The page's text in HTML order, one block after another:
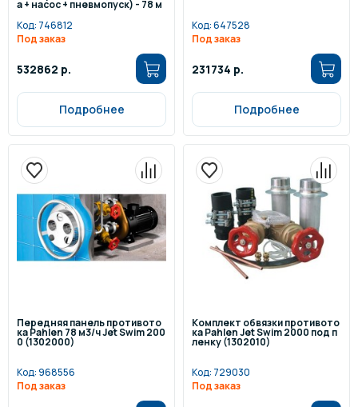
а + насос + пневмопуск) - 78 м
Код: 746812
Под заказ
532862 р.
Подробнее
Код:647528
Под заказ
231734 р.
Подробнее
Передняя панель противото
ка Pahlen 78 м3/ч Jet Swim 200
0 (1302000)
Код:968556
Под заказ
Комплект обвязки противото
ка Pahlen Jet Swim 2000 под п
ленку (1302010)
Код: 729030
Под заказ